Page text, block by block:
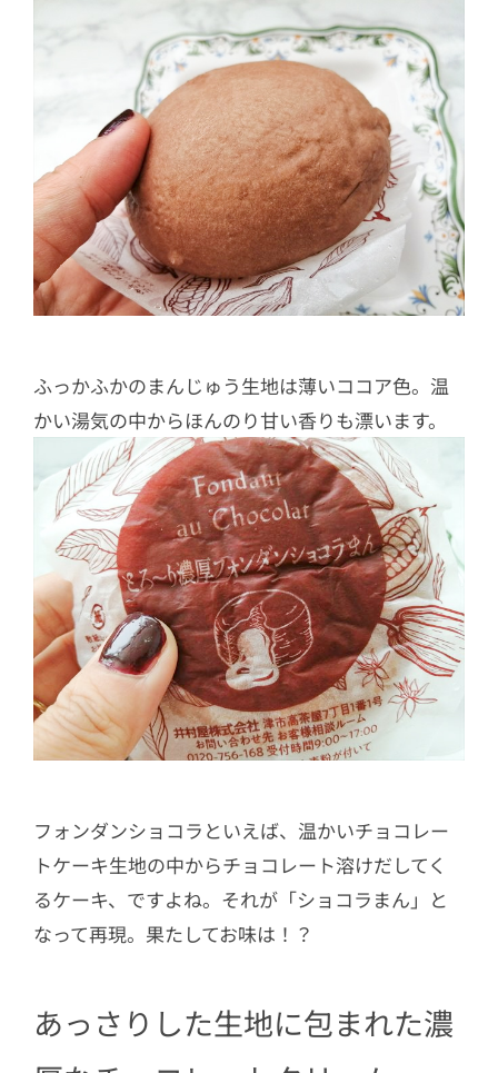
ふっかふかのまんじゅう生地は薄いココア色。温
かい湯気の中からほんのり甘い香りも漂います。
フォンダンショコラといえば、温かいチョコレー
トケーキ生地の中からチョコレート溶けだしてく
るケーキ、ですよね。それが「ショコラまん」と
なって再現。果たしてお味は！？
あっさりした生地に包まれた濃